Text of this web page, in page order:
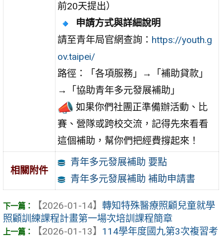
前20天提出）
申請方式與詳細說明
請至青年局官網查詢： https://youth.g
ov.taipei/
路徑：「各項服務」→「補助貸款」
→「協助青年多元發展補助」
如果你們社團正準備辦活動、比
賽、營隊或跨校交流，記得先來看看
這個補助，幫你們把經費撐起來！
相關附件
青年多元發展補助 要點
青年多元發展補助 補助申請書
【2026-01-14】 轉知特殊醫療照顧兒童就學
照顧訓練課程計畫第一場次培訓課程簡章
【2026-01-13】 114學年度國九第3次複習考